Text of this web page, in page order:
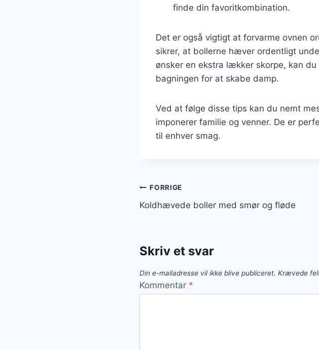
finde din favoritkombination.
Det er også vigtigt at forvarme ovnen
sikrer, at bollerne hæver ordentligt
ønsker en ekstra lækker skorpe, kan
bagningen for at skabe damp.
Ved at følge disse tips kan du nemt
imponerer familie og venner. De er
til enhver smag.
Indlægsnavigation
FORRIGE
Koldhævede boller med smør og fløde
Skriv et svar
Din e-mailadresse vil ikke blive publiceret. Krævede
Kommentar *